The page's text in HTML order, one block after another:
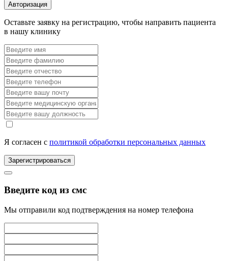
Авторизация
Оставьте заявку на регистрацию, чтобы направить пациента
в нашу клинику
Я согласен с политикой обработки персональных данных
Зарегистрироваться
Введите код из смс
Мы отправили код подтверждения на номер телефона